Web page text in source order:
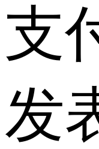
支
发